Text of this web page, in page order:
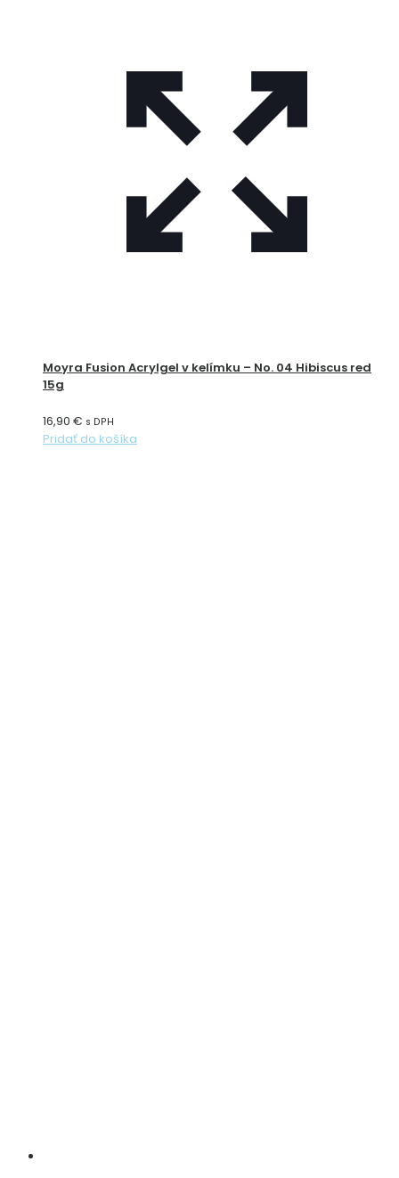
Moyra Fusion Acrylgel v kelímku – No. 04 Hibiscus red
15g
16,90 € s DPH
Pridať do košíka